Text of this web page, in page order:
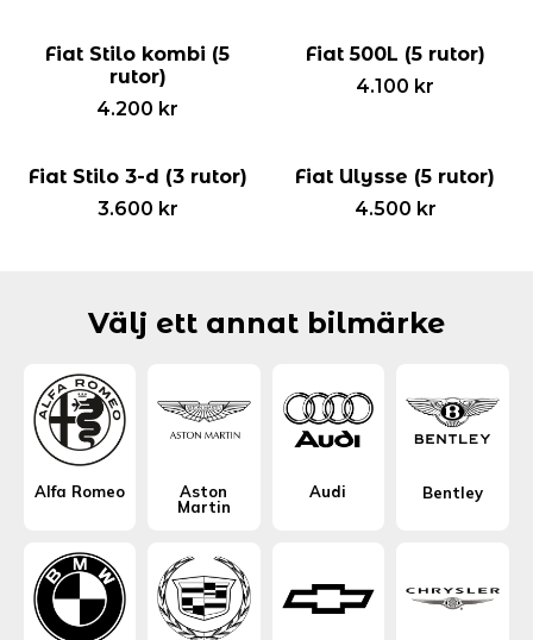
Fiat Stilo kombi (5
rutor)
4.200 kr
Fiat 500L (5 rutor)
4.100 kr
Fiat Stilo 3-d (3 rutor)
3.600 kr
Fiat Ulysse (5 rutor)
4.500 kr
Välj ett annat bilmärke
Alfa Romeo
Aston
Martin
Audi Bentley